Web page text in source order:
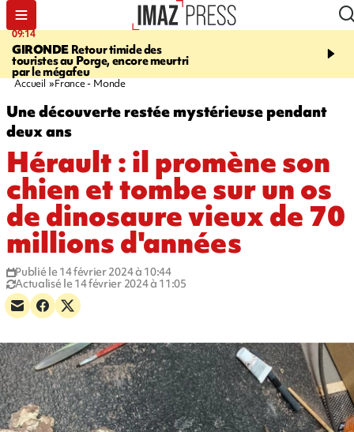
09:14
GIRONDE Retour timide des
touristes au Porge, encore meurtri
par le mégafeu
13:09
Des
font cinq morts en
Accueil France - Monde
Une découverte restée mystérieuse pendant
deux ans
Hérault : il promène son
chien et tombe sur un os
de dinosaure vieux de 70
millions d'années
Publié le 14 février 2024 à 10:44
Actualisé le 14 février 2024 à 11:05